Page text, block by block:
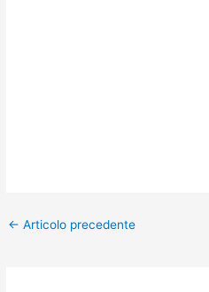
← Articolo precedente